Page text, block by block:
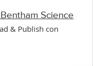
Science
& Publish con